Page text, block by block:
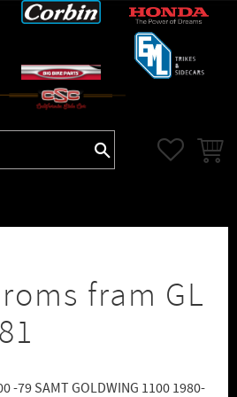
fram GL
-79 SAMT GOLDWING 1100 1980-